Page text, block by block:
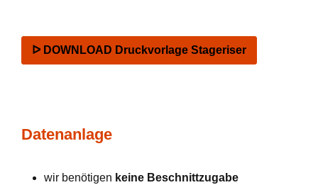
ᐅ DOWNLOAD Druckvorlage Stageriser
Datenanlage
wir benötigen keine Beschnittzugabe